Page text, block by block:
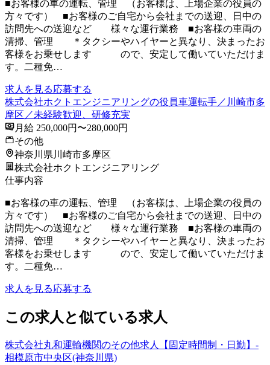
■お客様の車の運転、管理 （お客様は、上場企業の役員の
方々です） ■お客様のご自宅から会社までの送迎、日中の
訪問先への送迎など 様々な運行業務 ■お客様の車両の
清掃、管理 ＊タクシーやハイヤーと異なり、決まったお
客様をお乗せします ので、安定して働いていただけま
す。二種免…
求人を見る応募する
株式会社ホクトエンジニアリングの役員車運転手／川崎市多
摩区／未経験歓迎、研修充実
月給 250,000円〜280,000円
その他
神奈川県川崎市多摩区
株式会社ホクトエンジニアリング
仕事内容
■お客様の車の運転、管理 （お客様は、上場企業の役員の
方々です） ■お客様のご自宅から会社までの送迎、日中の
訪問先への送迎など 様々な運行業務 ■お客様の車両の
清掃、管理 ＊タクシーやハイヤーと異なり、決まったお
客様をお乗せします ので、安定して働いていただけま
す。二種免…
求人を見る応募する
この求人と似ている求人
株式会社丸和運輸機関のその他求人【固定時間制・日勤】-
相模原市中央区(神奈川県)